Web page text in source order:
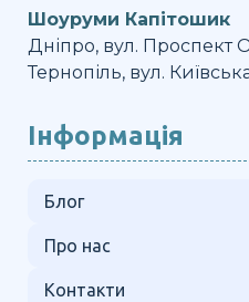
Шоуруми Капітошик
Дніпро, вул. Проспект
Тернопіль, вул.
Інформація
Блог
Про нас
Контакти